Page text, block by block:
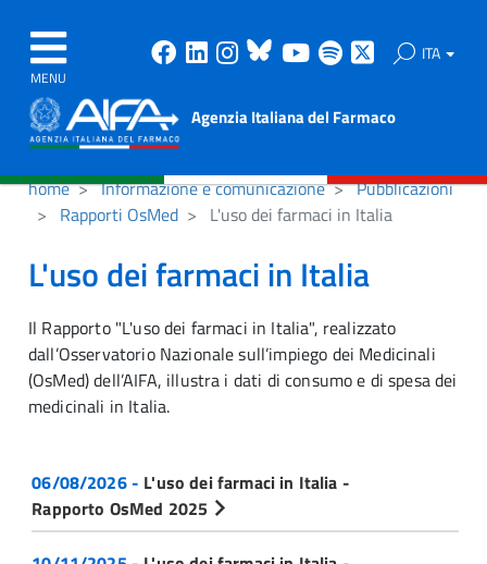
MENU
Facebook
Linkedin
Instagram
Bluesky
Youtube
Spotify ITA
Agenzia Italiana del Farmaco
home Informazione e comunicazione
Pubblicazioni
Rapporti OsMed
L'uso dei farmaci in Italia
L'uso dei farmaci in Italia
Il Rapporto "L'uso dei farmaci in Italia", realizzato
dall’Osservatorio Nazionale sull’impiego dei Medicinali
(OsMed) dell’AIFA, illustra i dati di consumo e di spesa dei
medicinali in Italia.
06/08/2026 - L'uso dei farmaci in Italia -
Rapporto OsMed 2025